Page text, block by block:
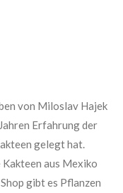
von Miloslav Hajek
Erfahrung der
gelegt hat.
aus Mexiko
gibt es Pflanzen